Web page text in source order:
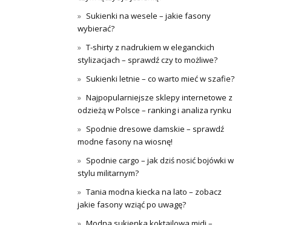
Sukienki na wesele – jakie fasony
wybierać?
T-shirty z nadrukiem w eleganckich
stylizacjach – sprawdź czy to możliwe?
Sukienki letnie – co warto mieć w szafie?
Najpopularniejsze sklepy internetowe z
odzieżą w Polsce – ranking i analiza rynku
Spodnie dresowe damskie – sprawdź
modne fasony na wiosnę!
Spodnie cargo – jak dziś nosić bojówki w
stylu militarnym?
Tania modna kiecka na lato – zobacz
jakie fasony wziąć po uwagę?